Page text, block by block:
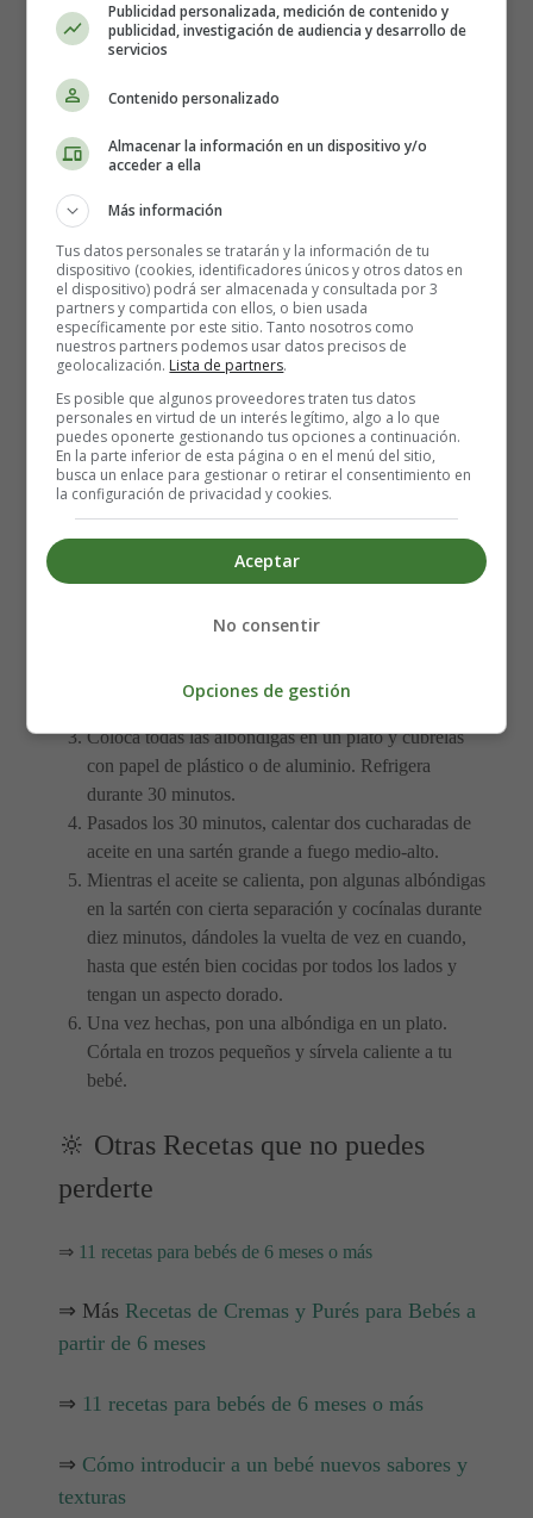
más de 9 meses
Los ingredientes que necesitas son:
200 g de carne de vacuno (picada)
½ calabacín (rallado grueso)
½ zanahoria (pelada y rallada)
¼ de taza de guisantes (hervidos y triturados)
¼ de taza de queso mozzarella
1 cucharadita de hierbas mixtas
Aceite de oliva
Elaboración de las Albóndigas de
carne y verduras para bebés:
Combina la carne picada, las cebollas picadas, el
calabacín, la zanahoria, los guisantes y las hierbas
mano y hacer una pequeña bola. Repite el proceso y
Coloca todas las albóndigas en un plato y cúbrelas
con papel de plástico o de aluminio. Refrigera
durante 30 minutos.
Pasados los 30 minutos, calentar dos cucharadas de
aceite en una sartén grande a fuego medio-alto.
Mientras el aceite se calienta, pon algunas albóndigas
en la sartén con cierta separación y cocínalas durante
diez minutos, dándoles la vuelta de vez en cuando,
hasta que estén bien cocidas por todos los lados y
tengan un aspecto dorado.
Una vez hechas, pon una albóndiga en un plato.
Córtala en trozos pequeños y sírvela caliente a tu
bebé.
🔆 Otras Recetas que no puedes
perderte
⇒ 11 recetas para bebés de 6 meses o más
⇒ Más Recetas de Cremas y Purés para Bebés a
partir de 6 meses
⇒ 11 recetas para bebés de 6 meses o más
⇒ Cómo introducir a un bebé nuevos sabores y
texturas
Publicidad personalizada, medición de contenido y
publicidad, investigación de audiencia y desarrollo de
servicios
Contenido personalizado
Almacenar la información en un dispositivo y/o
acceder a ella
Más información
Tus datos personales se tratarán y la información de tu
dispositivo (cookies, identificadores únicos y otros datos en
el dispositivo) podrá ser almacenada y consultada por 3
partners y compartida con ellos, o bien usada
específicamente por este sitio. Tanto nosotros como
nuestros partners podemos usar datos precisos de
geolocalización. Lista de partners.
Es posible que algunos proveedores traten tus datos
personales en virtud de un interés legítimo, algo a lo que
puedes oponerte gestionando tus opciones a continuación.
En la parte inferior de esta página o en el menú del sitio,
busca un enlace para gestionar o retirar el consentimiento en
la configuración de privacidad y cookies.
Aceptar
No consentir
Opciones de gestión